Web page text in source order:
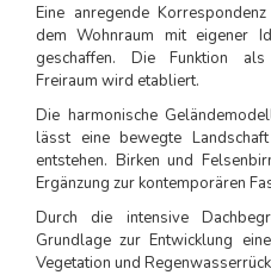
Eine anregende
dem Wohnraum mit eigener
geschaffen. Die Funktion
Freiraum wird etabliert.
Die harmonische
lässt eine bewegte
entstehen. Birken und
Ergänzung zur kontemporären
Durch die intensive
Grundlage zur Entwicklung
Vegetation und